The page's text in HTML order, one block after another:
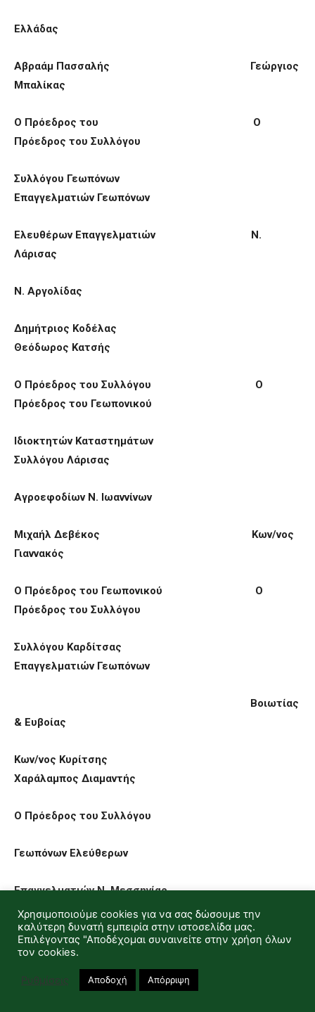
Ελλάδας
Αβραάμ Π ασσαλής Γεώργιος
Μπαλίκας
Ο Πρόεδρος του Ο
Πρόεδρος του Συλλόγου
Συλλόγου Γεωπόνων
Επαγγελματιών Γεωπόνων
Ελευθέρων Επαγγελματιών Ν.
Λάρισας
Ν. Αργολίδας
Δημήτριος Κοδέλας
Θεόδωρος Κατσής
Ο Πρόεδρος του Συλλόγου Ο
Πρόεδρος του Γεωπονικού
Ιδιοκτητών Καταστημάτων
Συλλόγου Λάρισας
Αγροεφοδίων Ν. Ιωαννίνων
Μιχαήλ Δεβέκος Κων/νος
Γιαννακός
Ο Πρόεδρος του Γεωπονικού Ο
Πρόεδρος του Συλλόγου
Συλλόγου Καρδίτσας
Επαγγελματιών Γεωπόνων
Βοιωτίας
& Ευβοίας
Κων/νος Κυρίτσης
Χαράλαμπος Διαμαντής
Ο Πρόεδρος του Συλλόγου
Γεωπόνων Ελεύθερων
Επαγγελματιών Ν. Μεσσηνίας
Απόστολος Ζωντανός
Χρησιμοποιούμε cookies για να σας δώσουμε την
καλύτερη δυνατή εμπειρία στην ιστοσελίδα μας.
Επιλέγοντας "Αποδέχομαι συναινείτε στην χρήση όλων
τον cookies.
Ρυθμίσεις Αποδοχή Απόρριψη